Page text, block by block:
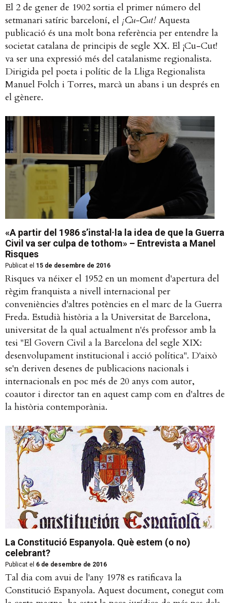
El 2 de gener de 1902 sortia el primer número del
setmanari satíric barceloní, el ¡Cu-Cut! Aquesta
publicació és una molt bona referència per entendre la
societat catalana de principis de segle XX. El ¡Cu-Cut!
va ser una expressió més del catalanisme regionalista.
Dirigida pel poeta i polític de la Lliga Regionalista
Manuel Folch i Torres, marcà un abans i un després en
el gènere.
«A partir del 1986 s’instal·la la idea de que la Guerra
Civil va ser culpa de tothom» – Entrevista a Manel
Risques
Publicat el 15 de desembre de 2016
Risques va néixer el 1952 en un moment d'apertura del
règim franquista a nivell internacional per
conveniències d'altres potències en el marc de la Guerra
Freda. Estudià història a la Universitat de Barcelona,
universitat de la qual actualment n'és professor amb la
tesi "El Govern Civil a la Barcelona del segle XIX:
desenvolupament institucional i acció política". D'això
se'n deriven desenes de publicacions nacionals i
internacionals en poc més de 20 anys com autor,
coautor i director tan en aquest camp com en d'altres de
la història contemporània.
La Constitució Espanyola. Què estem (o no)
celebrant?
Publicat el 6 de desembre de 2016
Tal dia com avui de l'any 1978 es ratificava la
Constitució Espanyola. Aquest document, conegut com